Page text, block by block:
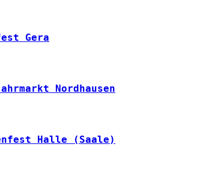
Gera
Nordhausen
Halle (Saale)